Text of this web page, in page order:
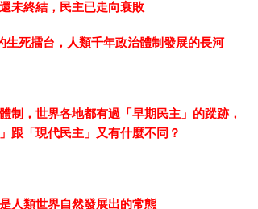
未終結，民主已走向衰敗
生死擂台，人類千年政治體制發展的長河
制，世界各地都有過「早期民主」的蹤跡，
」跟「現代民主」又有什麼不同？
人類世界自然發展出的常態